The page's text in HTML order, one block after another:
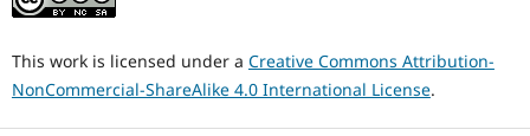
This work is licensed under a Creative Commons Attribution-
NonCommercial-ShareAlike 4.0 International License.